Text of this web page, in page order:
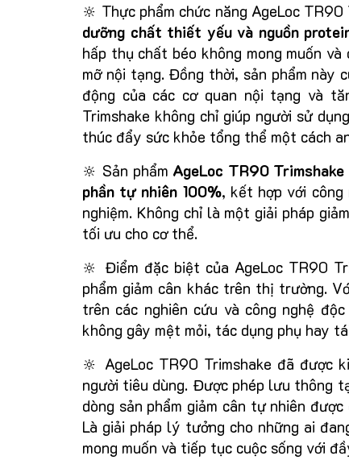
🔆 Thực phẩm chức năng AgeLoc
dưỡng chất thiết yếu và nguồn
hấp thụ chất béo không mong muốn
mỡ nội tạng. Đồng thời, sản phẩm này
động của các cơ quan nội tạng và
Trimshake không chỉ giúp người sử
thúc đẩy sức khỏe tổng thể một cách
🔆 Sản phẩm AgeLoc TR90 Trimshake
phần tự nhiên 100%, kết hợp với công
nghiệm. Không chỉ là một giải pháp
tối ưu cho cơ thể.
🔆 Điểm đặc biệt của AgeLoc TR90
phẩm giảm cân khác trên thị trường.
trên các nghiên cứu và công nghệ
không gây mệt mỏi, tác dụng phụ hay
🔆 AgeLoc TR90 Trimshake đã được
người tiêu dùng. Được phép lưu thông
dòng sản phẩm giảm cân tự nhiên
Là giải pháp lý tưởng cho những ai
mong muốn và tiếp tục cuộc sống với